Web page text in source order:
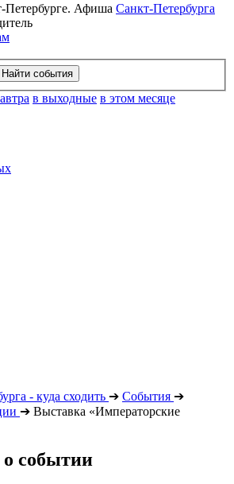
Петербурге. Афиша Санкт-Петербурга
в выходные в этом месяце
- куда сходить ➔ События ➔
➔ Выставка «Императорские
событии